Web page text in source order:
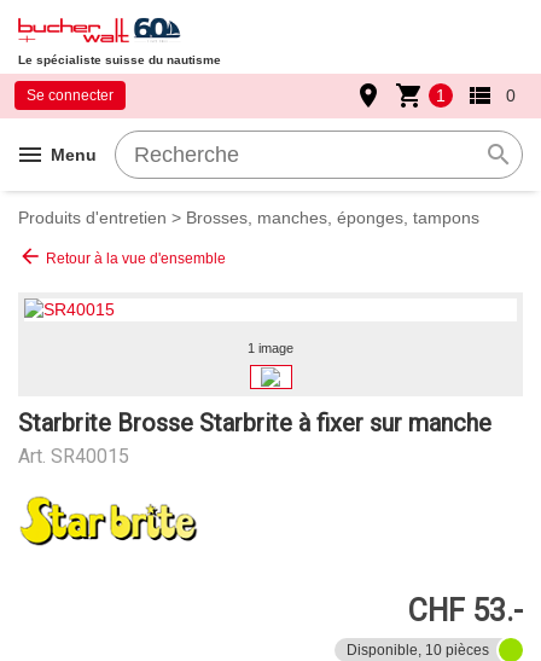
Le spécialiste suisse du nautisme
menu Menu search
Se connecter place shopping_cart 1 view_list 0
Produits d'entretien > Brosses, manches, éponges, tampons
arrow_back Retour à la vue d'ensemble
1 image
Starbrite Brosse Starbrite à fixer sur manche
Art. SR40015
CHF 53.-
Disponible, 10 pièces